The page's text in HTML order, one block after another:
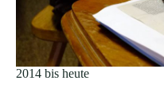
2014 bis heute